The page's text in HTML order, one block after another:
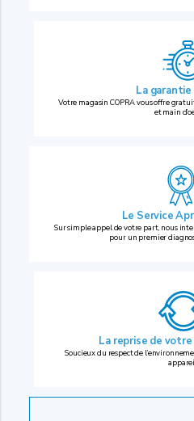
La garantie
Votre magasin COPRA vous offre
et main
Le Service
Sur simple appel de votre part, nous
pour un premier
La reprise de votre
Soucieux du respect de